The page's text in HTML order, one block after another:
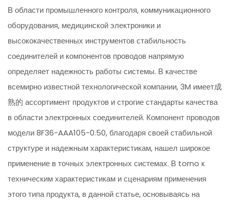
В области промышленного контроля, коммуникационного
оборудования, медицинской электроники и
высококачественных инструментов стабильность
соединителей и компонентов проводов напрямую
определяет надежность работы системы. В качестве
всемирно известной технологической компании, 3M имеет成
熟的 ассортимент продуктов и строгие стандарты качества
в области электронных соединителей. Компонент проводов
модели 8F36-AAA105-0.50, благодаря своей стабильной
структуре и надежным характеристикам, нашел широкое
применение в точных электронных системах. В torno к
техническим характеристикам и сценариям применения
этого типа продукта, в данной статье, основываясь на